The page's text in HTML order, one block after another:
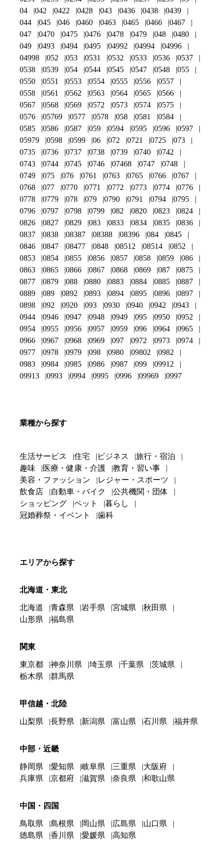
04
042 0422 0428 043 0436 0438
0439
044
045 046 0460 0463 0465 0466
0467
047
0470 0475 0476 0478 0479 048
0480
049
0493 0494 0495 04992 04994
04996
04998
052 053 0531 0532 0533 0536
0537
0538
0539 054 0544 0545 0547 0548
055
0550
0551 0553 0554 0555 0556
0557
0558
0561 0562 0563 0564 0565
0566
0567
0568 0569 0572 0573 0574
0575
0576
05769 0577 0578 058 0581
0584
0585
0586 0587 059 0594 0595 0596
0597
05979
0598 0599 06 072 0721 0725
073
0735
0736 0737 0738 0739 0740
0742
0743
0744 0745 0746 07468 0747
0748
0749
075 076 0761 0763 0765 0766
0767
0768
077 0770 0771 0772 0773 0774
0776
0778
0779 078 079 0790 0791 0794
0795
0796
0797 0798 0799 082 0820 0823
0824
0826
0827 0829 083 0833 0834 0835
0836
0837
0838 08387 08388 08396 084
0845
0846
0847 08477 0848 08512 08514
0852
0853
0854 0855 0856 0857 0858 0859
086
0863
0865 0866 0867 0868 0869 087
0875
0877
0879 088 0880 0883 0884 0885
0887
0889
089 0892 0893 0894 0895 0896
0897
0898
092 0920 093 0930 0940 0942
0943
0944
0946 0947 0948 0949 095 0950
0952
0954
0955 0956 0957 0959 096 0964
0965
0966
0967 0968 0969 097 0972 0973
0974
0977
0978 0979 098 0980 09802
0982
0983
0984 0985 0986 0987 099
09912
09913
0993 0994 0995 0996 09969 0997
業種から探す
生活サービス 住宅 ビジネス
旅行・宿泊
趣味
医療・健康・介護
教育・習い事
美容・ファッション
レジャー・スポーツ
飲食店
自動車・バイク
公共機関・団体
ショッピング
ペット
暮らし
冠婚葬祭・イベント
歯科
エリアから探す
北海道・東北
北海道 青森県 岩手県 宮城県
秋田県
山形県
福島県
関東
東京都 神奈川県 埼玉県 千葉県
茨城県
栃木県
群馬県
甲信越・北陸
山梨県 長野県 新潟県 富山県 石川県 福井県
中部・近畿
静岡県 愛知県 岐阜県 三重県
大阪府
兵庫県
京都府 滋賀県 奈良県 和歌山県
中国・四国
鳥取県 島根県 岡山県 広島県
山口県
徳島県
香川県 愛媛県 高知県